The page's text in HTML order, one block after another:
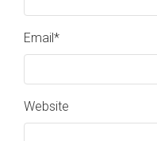
Email*
Website